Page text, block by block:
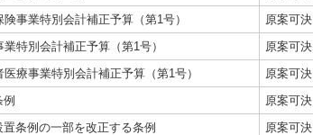
事業特別会計補正予算（第1号） 原案可決
特別会計補正予算（第1号） 原案可決
療事業特別会計補正予算（第1号） 原案可決
原案可決
条例の一部を改正する条例 原案可決